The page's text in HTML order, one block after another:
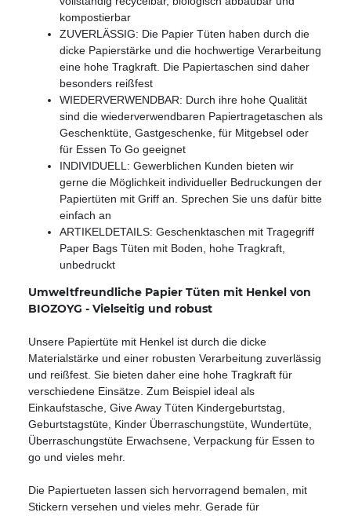
kompostierbar
ZUVERLÄSSIG: Die Papier Tüten haben durch die
dicke Papierstärke und die hochwertige Verarbeitung
eine hohe Tragkraft. Die Papiertaschen sind daher
besonders reißfest
WIEDERVERWENDBAR: Durch ihre hohe Qualität
sind die wiederverwendbaren Papiertragetaschen als
Geschenktüte, Gastgeschenke, für Mitgebsel oder
für Essen To Go geeignet
INDIVIDUELL: Gewerblichen Kunden bieten wir
gerne die Möglichkeit individueller Bedruckungen der
Papiertüten mit Griff an. Sprechen Sie uns dafür bitte
einfach an
ARTIKELDETAILS: Geschenktaschen mit Tragegriff
Paper Bags Tüten mit Boden, hohe Tragkraft,
unbedruckt
Umweltfreundliche Papier Tüten mit Henkel von
BIOZOYG - Vielseitig und robust
Unsere Papiertüte mit Henkel ist durch die dicke
Materialstärke und einer robusten Verarbeitung zuverlässig
und reißfest. Sie bieten daher eine hohe Tragkraft für
verschiedene Einsätze. Zum Beispiel ideal als
Einkaufstasche, Give Away Tüten Kindergeburtstag,
Geburtstagstüte, Kinder Überraschungstüte, Wundertüte,
Überraschungstüte Erwachsene, Verpackung für Essen to
go und vieles mehr.
Die Papiertueten lassen sich hervorragend bemalen, mit
Stickern versehen und vieles mehr. Gerade für